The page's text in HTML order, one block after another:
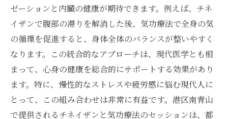
ゼーションと内臓の健康が期待できます。例えば、チネ
イザンで腹部の滞りを解消した後、気功療法で全身の気
の循環を促進すると、身体全体のバランスが整いやすく
なります。この統合的なアプローチは、現代医学とも相
まって、心身の健康を総合的にサポートする効果があり
ます。特に、慢性的なストレスや疲労感に悩む現代人に
とって、この組み合わせは非常に有益です。港区南青山
で提供されるチネイザンと気功療法のセッションは、都